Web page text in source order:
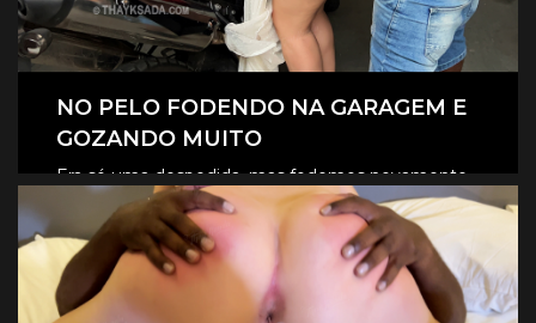
NO PELO FODENDO NA GARAGEM E
GOZANDO MUITO
Era só uma despedida, mas fodemos novamente
na garagem, e claro que foi no pelo, eles
revesaram gozar dentro de mim.
CLIQUE AQUI E ASSISTA